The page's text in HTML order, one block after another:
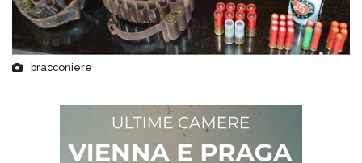
bracconiere